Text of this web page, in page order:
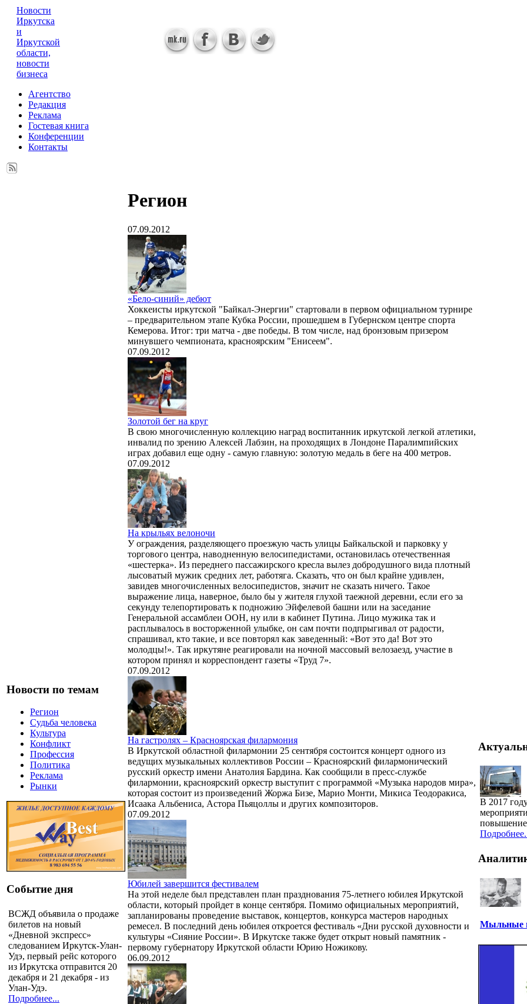
Новости
Иркутска
и
Иркутской
области,
новости
бизнеса
Агентство
Редакция
Реклама
Гостевая книга
Конференции
Контакты
Новости по темам
Регион
Судьба человека
Культура
Конфликт
Профессия
Политика
Реклама
Рынки
Событие дня
ВСЖД объявила о продаже
билетов на новый
«Дневной экспресс»
следованием Иркутск-Улан-
Удэ, первый рейс которого
из Иркутска отправится 20
декабря и 21 декабря - из
Улан-Удэ.
Подробнее...
Регион
07.09.2012
«Бело-синий» дебют
Хоккеисты иркутской "Байкал-Энергии" стартовали в первом официальном турнире
– предварительном этапе Кубка России, прошедшем в Губернском центре спорта
Кемерова. Итог: три матча - две победы. В том числе, над бронзовым призером
минувшего чемпионата, красноярским "Енисеем".
07.09.2012
Золотой бег на круг
В свою многочисленную коллекцию наград воспитанник иркутской легкой атлетики,
инвалид по зрению Алексей Лабзин, на проходящих в Лондоне Паралимпийских
играх добавил еще одну - самую главную: золотую медаль в беге на 400 метров.
07.09.2012
На крыльях велоночи
У ограждения, разделяющего проезжую часть улицы Байкальской и парковку у
торгового центра, наводненную велосипедистами, остановилась отечественная
«шестерка». Из переднего пассажирского кресла вылез добродушного вида плотный
лысоватый мужик средних лет, работяга. Сказать, что он был крайне удивлен,
завидев многочисленных велосипедистов, значит не сказать ничего. Такое
выражение лица, наверное, было бы у жителя глухой таежной деревни, если его за
секунду телепортировать к подножию Эйфелевой башни или на заседание
Генеральной ассамблеи ООН, ну или в кабинет Путина. Лицо мужика так и
расплывалось в восторженной улыбке, он сам почти подпрыгивал от радости,
спрашивал, кто такие, и все повторял как заведенный: «Вот это да! Вот это
молодцы!». Так иркутяне реагировали на ночной массовый велозаезд, участие в
котором принял и корреспондент газеты «Труд 7».
07.09.2012
На гастролях – Красноярская филармония
В Иркутской областной филармонии 25 сентября состоится концерт одного из
ведущих музыкальных коллективов России – Красноярский филармонический
русский оркестр имени Анатолия Бардина. Как сообщили в пресс-службе
филармонии, красноярский оркестр выступит с программой «Музыка народов мира»,
которая состоит из произведений Жоржа Бизе, Марио Монти, Микиса Теодоракиса,
Исаака Альбениса, Астора Пьяцоллы и других композиторов.
07.09.2012
Юбилей завершится фестивалем
На этой неделе был представлен план празднования 75-летнего юбилея Иркутской
области, который пройдет в конце сентября. Помимо официальных мероприятий,
запланированы проведение выставок, концертов, конкурса мастеров народных
ремесел. В последний день юбилея откроется фестиваль «Дни русской духовности и
культуры «Сияние России». В Иркутске также будет открыт новый памятник -
первому губернатору Иркутской области Юрию Ножикову.
06.09.2012
В 2017
повышение
Мыльные